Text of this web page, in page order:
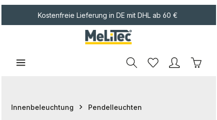
Kostenfreie Lieferung in DE mit DHL ab 60 €
Innenbeleuchtung Pendelleuchten